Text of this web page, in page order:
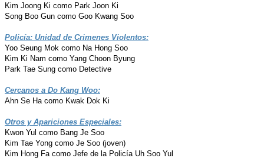
Kim Joong Ki como Park Joon Ki
Song Boo Gun como Goo Kwang Soo
Policía: Unidad de Crimenes Violentos:
Yoo Seung Mok como Na Hong Soo
Kim Ki Nam como Yang Choon Byung
Park Tae Sung como Detective
Cercanos a Do Kang Woo:
Ahn Se Ha como Kwak Dok Ki
Otros y Apariciones Especiales:
Kwon Yul como Bang Je Soo
Kim Tae Yong como Je Soo (joven)
Kim Hong Fa como Jefe de la Policía Uh Soo Yul